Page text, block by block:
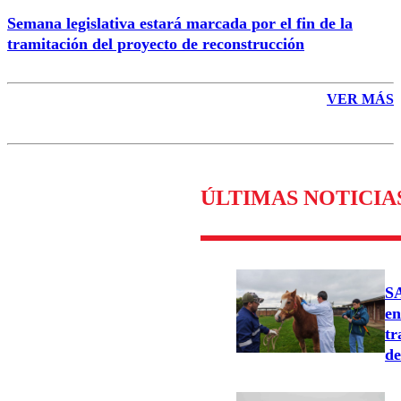
Semana legislativa estará marcada por el fin de la
tramitación del proyecto de reconstrucción
VER MÁS
ÚLTIMAS